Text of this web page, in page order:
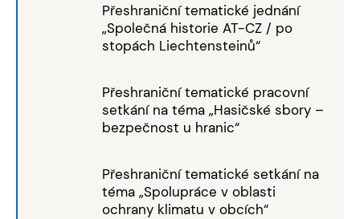
Přeshraniční tematické jednání
„Společná historie AT-CZ / po
stopách Liechtensteinů“
Přeshraniční tematické pracovní
setkání na téma „Hasičské sbory –
bezpečnost u hranic“
Přeshraniční tematické setkání na
téma „Spolupráce v oblasti
ochrany klimatu v obcích“